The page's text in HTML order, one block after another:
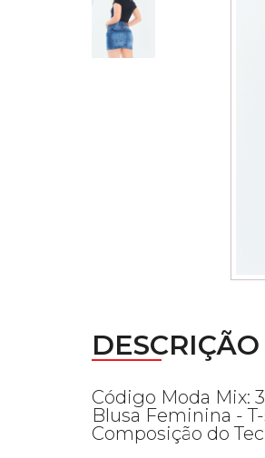
DESCRIÇÃO
Código Moda Mix:
Blusa Feminina -
Composição do